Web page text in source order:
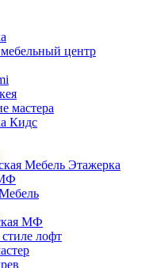
центр
мастера
Кидс
Мебель Этажерка
МФ
лофт